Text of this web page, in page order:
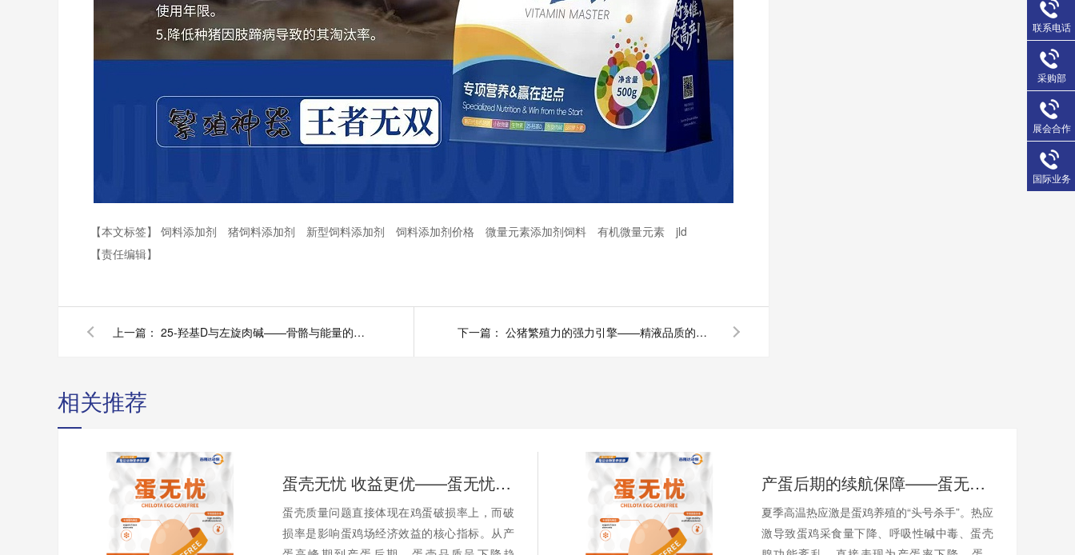
【本文标签】 饲料添加剂 猪饲料添加剂 新型饲料添加剂 饲料添加剂价格 微量元素添加剂饲料 有机微量元素
jld
【责任编辑】
上一篇： 25-羟基D与左旋肉碱——骨骼与能量的双重引擎 下一篇： 公猪繁殖力的强力引擎——精液品质的系统提升
相关推荐
蛋壳无忧 收益更优——蛋无忧全程应用的经济账
蛋壳质量问题直接体现在鸡蛋破损率上，而破
损率是影响蛋鸡场经济效益的核心指标。从产
产蛋后期的续航保障——蛋无忧如何应对热应激与高温挑战
夏季高温热应激是蛋鸡养殖的“头号杀手”。热应
激导致蛋鸡采食量下降、呼吸性碱中毒、蛋壳
联系电话
采购部
展会合作
国际业务